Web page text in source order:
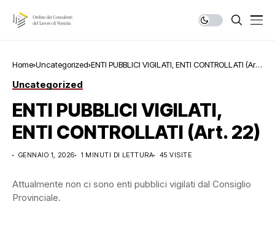
Home Uncategorized ENTI PUBBLICI VIGILATI, ENTI CONTROLLATI (Art.
Uncategorized
ENTI PUBBLICI VIGILATI,
ENTI CONTROLLATI (Art. 22)
GENNAIO 1, 2026 1 MINUTI DI LETTURA 45 VISITE
Attualmente non ci sono enti pubblici vigilati dal Consiglio
Provinciale.